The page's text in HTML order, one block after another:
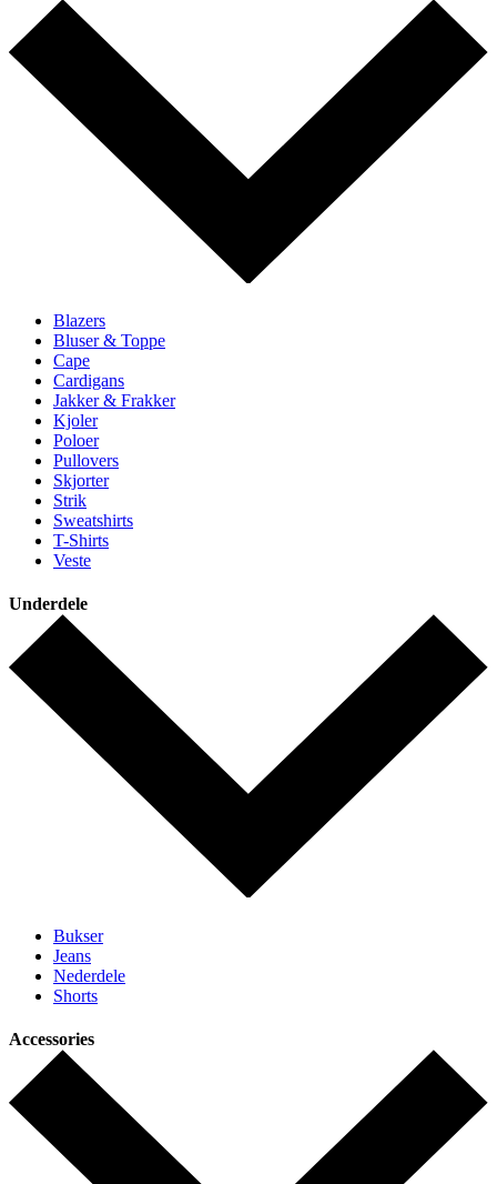
Blazers
Bluser & Toppe
Cape
Cardigans
Jakker & Frakker
Kjoler
Poloer
Pullovers
Skjorter
Strik
Sweatshirts
T-Shirts
Veste
Underdele
Bukser
Jeans
Nederdele
Shorts
Accessories